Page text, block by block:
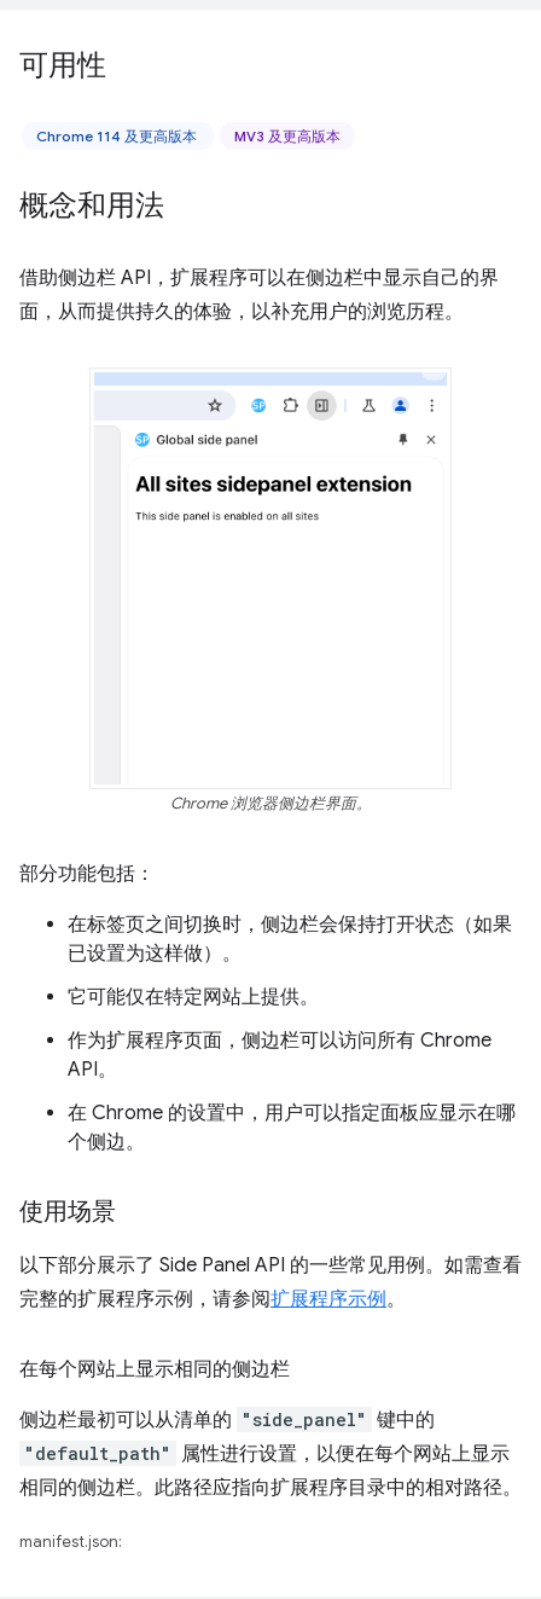
可用性
Chrome 114 及更高版本 MV3 及更高版本
概念和用法
借助侧边栏 API，扩展程序可以在侧边栏中显示自己的界
面，从而提供持久的体验，以补充用户的浏览历程。
Chrome 浏览器侧边栏界面。
部分功能包括：
在标签页之间切换时，侧边栏会保持打开状态（如果
已设置为这样做）。
它可能仅在特定网站上提供。
作为扩展程序页面，侧边栏可以访问所有 Chrome
API。
在 Chrome 的设置中，用户可以指定面板应显示在哪
个侧边。
使用场景
以下部分展示了 Side Panel API 的一些常见用例。如需查看
完整的扩展程序示例，请参阅扩展程序示例。
在每个网站上显示相同的侧边栏
侧边栏最初可以从清单的 "side_panel" 键中的
"default_path"
属性进行设置，以便在每个网站上显示
相同的侧边栏。此路径应指向扩展程序目录中的相对路径。
manifest.json: